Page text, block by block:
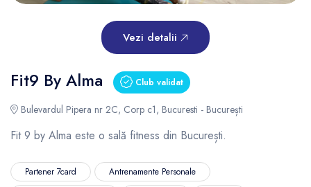
Vezi detalii
Fit9 By Alma Club validat
Bulevardul Pipera nr 2C, Corp c1, Bucuresti - București
Fit 9 by Alma este o sală fitness din București.
Partener 7card
Antrenamente Personale